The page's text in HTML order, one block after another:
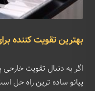
بهترین تقویت کننده
اگر به دنبال تقویت خارجی
پیانو ساده ترین راه حل